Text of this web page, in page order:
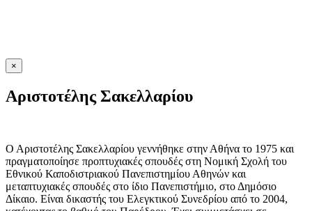
×
Αριστοτέλης Σακελλαρίου
Ο Αριστοτέλης Σακελλαρίου γεννήθηκε στην Αθήνα το 1975 και
πραγματοποίησε προπτυχιακές σπουδές στη Νομική Σχολή του
Εθνικού Καποδιστριακού Πανεπιστημίου Αθηνών και
μεταπτυχιακές σπουδές στο ίδιο Πανεπιστήμιο, στο Δημόσιο
Δίκαιο. Είναι δικαστής του Ελεγκτικού Συνεδρίου από το 2004,